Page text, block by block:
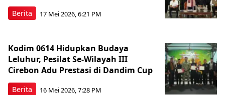
Berita 17 Mei 2026, 6:21 PM
Berita
Kodim 0614 Hidupkan Budaya
Leluhur, Pesilat Se-Wilayah III
Cirebon Adu Prestasi di Dandim Cup
16 Mei 2026, 7:28 PM